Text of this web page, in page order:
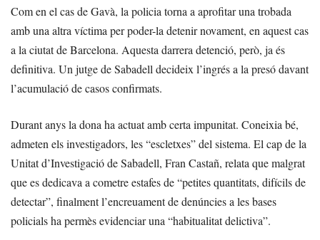
Com en el cas de Gavà, la policia torna a aprofitar una trobada
amb una altra víctima per poder-la detenir novament, en aquest cas
a la ciutat de Barcelona. Aquesta darrera detenció, però, ja és
definitiva. Un jutge de Sabadell decideix l’ingrés a la presó davant
l’acumulació de casos confirmats.
Durant anys la dona ha actuat amb certa impunitat. Coneixia bé,
admeten els investigadors, les “escletxes” del sistema. El cap de la
Unitat d’Investigació de Sabadell, Fran Castañ, relata que malgrat
que es dedicava a cometre estafes de “petites quantitats, difícils de
detectar”, finalment l’encreuament de denúncies a les bases
policials ha permès evidenciar una “habitualitat delictiva”.